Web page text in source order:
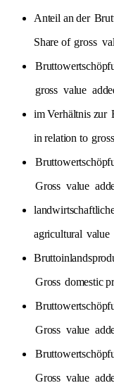
Anteil an der
Share of gross
gross value
im Verhältnis zur
in relation to gross
Gross value
agricultural value
Gross domestic
Gross value
Gross value